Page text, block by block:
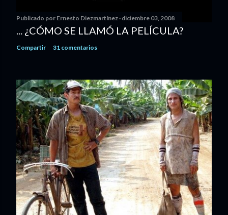
Publicado por Ernesto Diezmartínez diciembre 03, 2008
... ¿CÓMO SE LLAMÓ LA PELÍCULA?
Compartir 31 comentarios